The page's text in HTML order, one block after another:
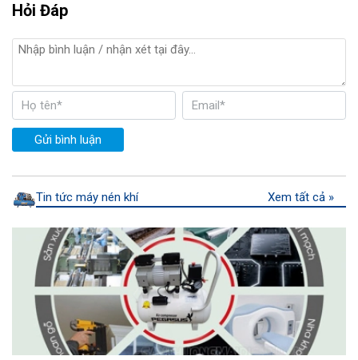
Hỏi Đáp
Gửi bình luận
Tin tức máy nén khí Xem tất cả »